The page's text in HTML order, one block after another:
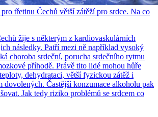
třetinu Čechů větší zátěží pro srdce. Na co
žije s některým z kardiovaskulárních
následky. Patří mezi ně například vysoký
choroba srdeční, porucha srdečního rytmu
příhodě. Právě tito lidé mohou hůře
dehydrataci, větší fyzickou zátěž i
dovolených. Častější konzumace alkoholu pak
Jak tedy riziko problémů se srdcem co